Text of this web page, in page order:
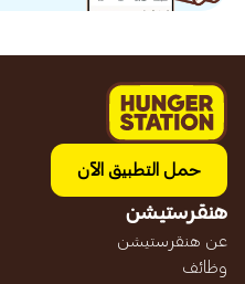
حمل التطبيق الآن
هنقرستيشن
عن هنقرستيشن
وظائف